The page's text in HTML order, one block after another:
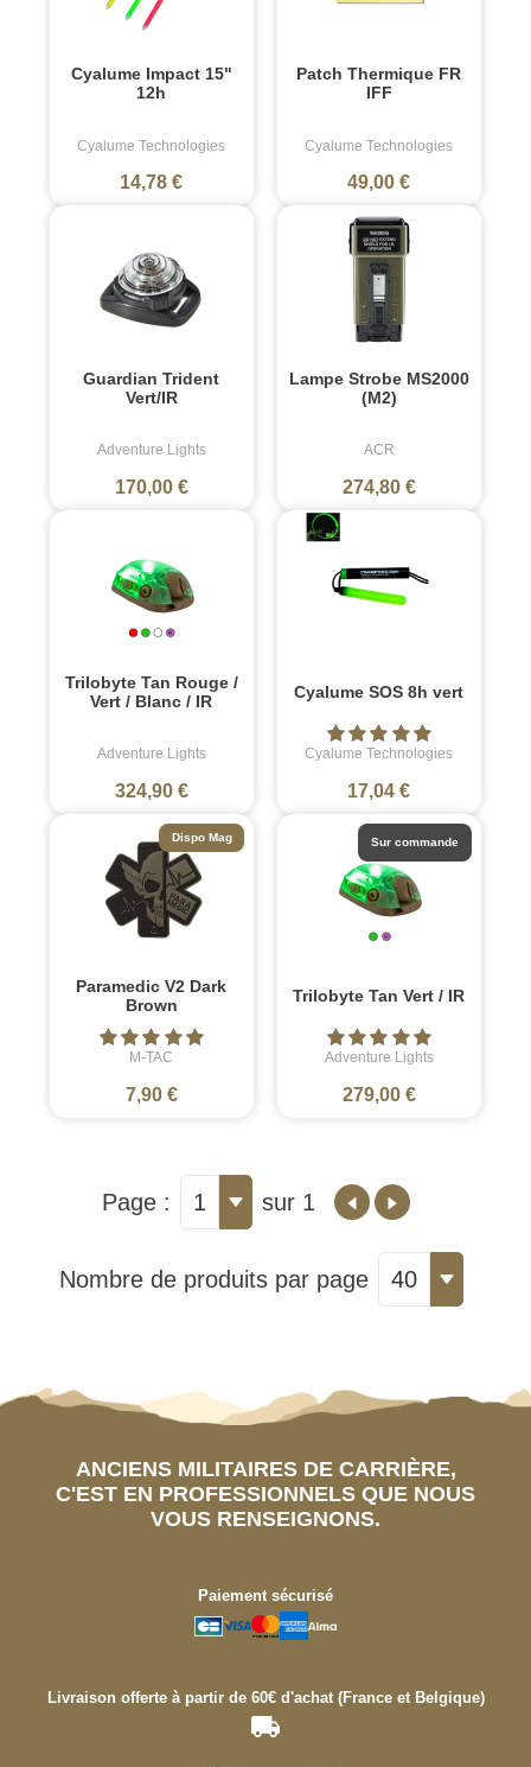
Cyalume Impact 15"
12h
Cyalume Technologies
14,78 €
Patch Thermique FR
IFF
Cyalume Technologies
49,00 €
Guardian Trident
Vert/IR
Adventure Lights
170,00 €
Lampe Strobe MS2000
(M2)
ACR
274,80 €
Trilobyte Tan Rouge /
Vert / Blanc / IR
Adventure Lights
324,90 €
Cyalume SOS 8h vert
Cyalume Technologies
17,04 €
Paramedic V2 Dark
Brown
M-TAC
7,90 €
Dispo Mag
Trilobyte Tan Vert / IR
Adventure Lights
279,00 €
Sur commande
Page : 1 sur 1
Nombre de produits par page 40
ANCIENS MILITAIRES DE CARRIÈRE,
C'EST EN PROFESSIONNELS QUE NOUS
VOUS RENSEIGNONS.
Paiement sécurisé
Livraison offerte à partir de 60€ d'achat (France et Belgique)